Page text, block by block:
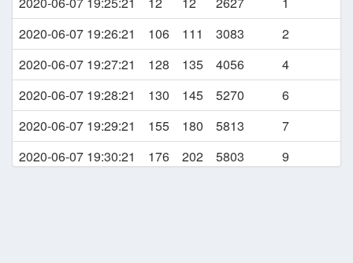
2020-06-07 19:50:56
CRUISE
2020-06-07 19:51:36
CLIMBING
2020-06-07 19:52:56
DESCEND
2020-06-07 19:54:49
GEAR DOWN
2020-06-07 19:54:50
FLAPS SET TO POSITION 1
2020-06-07 19:55:18
LANDING
2020-06-07 19:26:21
106 111 3083
2
2020-06-07 19:27:21
128 135 4056
4
2020-06-07 19:28:21
130 145 5270
6
2020-06-07 19:29:21
155 180 5813
7
2020-06-07 19:30:21
176 202 5803
9